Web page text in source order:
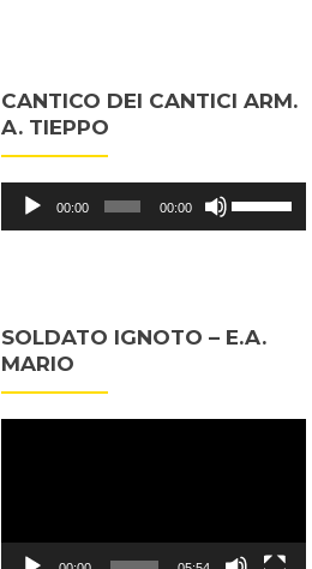
CANTICO DEI CANTICI ARM.
A. TIEPPO
00:00 00:00
per
diminuire
SOLDATO IGNOTO – E.A.
MARIO